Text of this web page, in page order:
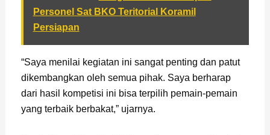
Personel Sat BKO Teritorial Koramil
Persiapan
“Saya menilai kegiatan ini sangat penting dan patut
dikembangkan oleh semua pihak. Saya berharap
dari hasil kompetisi ini bisa terpilih pemain-pemain
yang terbaik berbakat,” ujarnya.